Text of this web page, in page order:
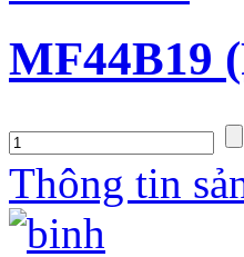
MF44B19
Thông tin